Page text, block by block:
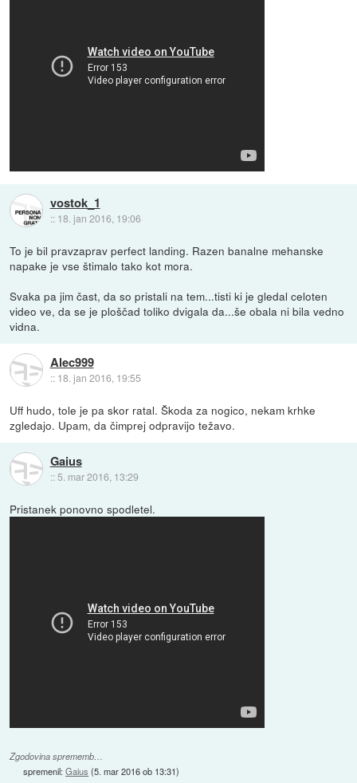
vostok_1
:: 18. jan 2016, 19:06
To je bil pravzaprav perfect landing. Razen banalne mehanske
napake je vse štimalo tako kot mora.
Svaka pa jim čast, da so pristali na tem...tisti ki je gledal celoten
video ve, da se je ploščad toliko dvigala da...še obala ni bila vedno
vidna.
Alec999
:: 18. jan 2016, 19:55
Uff hudo, tole je pa skor ratal. Škoda za nogico, nekam krhke
zgledajo. Upam, da čimprej odpravijo težavo.
Gaius
:: 5. mar 2016, 13:29
Pristanek ponovno spodletel.
Zgodovina sprememb…
spremenil:Gaius (5. mar 2016 ob 13:31)